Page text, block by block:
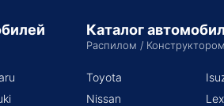
Каталог
Распилом /
Toyota
Nissan